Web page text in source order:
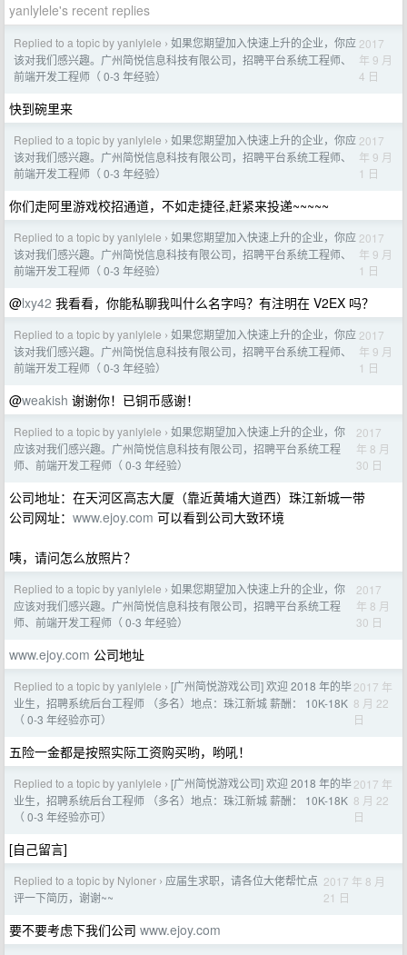
yanlylele's recent replies
Replied to a topic by yanlylele › 如果您期望加入快速上升的企业，你应
该对我们感兴趣。广州简悦信息科技有限公司，招聘平台系统工程师、
前端开发工程师（ 0-3 年经验）
2017
年 9 月
4 日
快到碗里来
Replied to a topic by yanlylele › 如果您期望加入快速上升的企业，你应
该对我们感兴趣。广州简悦信息科技有限公司，招聘平台系统工程师、
前端开发工程师（ 0-3 年经验）
2017
年 9 月
1 日
你们走阿里游戏校招通道，不如走捷径,赶紧来投递~~~~~
Replied to a topic by yanlylele › 如果您期望加入快速上升的企业，你应
该对我们感兴趣。广州简悦信息科技有限公司，招聘平台系统工程师、
前端开发工程师（ 0-3 年经验）
2017
年 9 月
1 日
@lxy42 我看看，你能私聊我叫什么名字吗？有注明在 V2EX 吗？
Replied to a topic by yanlylele › 如果您期望加入快速上升的企业，你应
该对我们感兴趣。广州简悦信息科技有限公司，招聘平台系统工程师、
前端开发工程师（ 0-3 年经验）
2017
年 9 月
1 日
@weakish 谢谢你！已铜币感谢！
Replied to a topic by yanlylele › 如果您期望加入快速上升的企业，你
应该对我们感兴趣。广州简悦信息科技有限公司，招聘平台系统工程
师、前端开发工程师（ 0-3 年经验）
2017
年 8 月
30 日
公司地址：在天河区高志大厦（靠近黄埔大道西）珠江新城一带
公司网址： www.ejoy.com 可以看到公司大致环境
咦，请问怎么放照片？
Replied to a topic by yanlylele › 如果您期望加入快速上升的企业，你
应该对我们感兴趣。广州简悦信息科技有限公司，招聘平台系统工程
师、前端开发工程师（ 0-3 年经验）
2017
年 8 月
30 日
www.ejoy.com 公司地址
Replied to a topic by yanlylele › [广州简悦游戏公司] 欢迎 2018 年的毕
业生，招聘系统后台工程师 （多名）地点：珠江新城 薪酬： 10K-18K
（ 0-3 年经验亦可）
2017 年
8 月 22
日
五险一金都是按照实际工资购买哟，哟吼！
Replied to a topic by yanlylele › [广州简悦游戏公司] 欢迎 2018 年的毕
业生，招聘系统后台工程师 （多名）地点：珠江新城 薪酬： 10K-18K
（ 0-3 年经验亦可）
2017 年
8 月 22
日
[自己留言]
Replied to a topic by Nyloner › 应届生求职，请各位大佬帮忙点
评一下简历，谢谢~~
2017 年 8 月
21 日
要不要考虑下我们公司 www.ejoy.com